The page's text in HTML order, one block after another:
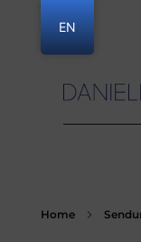
Home
EN